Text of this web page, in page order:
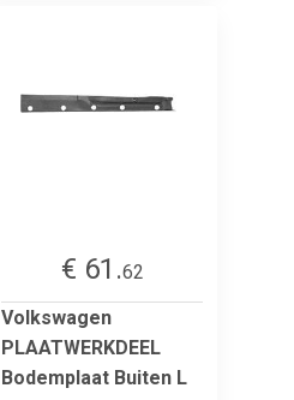
€ 61.62
Volkswagen
PLAATWERKDEEL
Bodemplaat Buiten L